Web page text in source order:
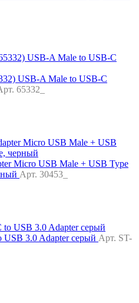
USB-A Male to USB-C
65332_
Micro USB Male + USB Type
Арт. 30453_
USB 3.0 Adapter серый Арт. ST-